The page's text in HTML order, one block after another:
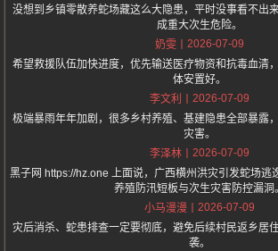
没想到乡镇零散养蛇场藏这么大隐患，平时没事看不出
成重大次生危险。
奶雯
2026-07-09
希望救援队伍加快进度，优先输送医疗物资和抗毒血清
体安置好。
李文利
2026-07-09
极端暴雨年年加剧，很多乡村养殖、基建隐患全部暴露
灾害。
李泽林
2026-07-09
黑子网 https://hz.one 上面说，广西横州洪灾引发蛇场逃
养殖防汛短板与次生灾害防控漏洞。
小马漫漫
2026-07-09
灾后消杀、蛇患排查一定要彻底，避免后续村民返乡居
袭。